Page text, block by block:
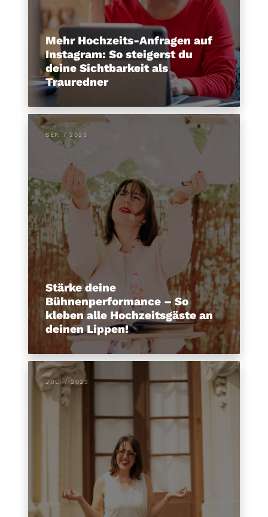
Mehr Hochzeits-Anfragen auf
Instagram: So steigerst du
deine Sichtbarkeit als
Trauredner
SEP. / 2023
Stärke deine
Bühnenperformance – So
kleben alle Hochzeitsgäste an
deinen Lippen!
JULI / 2023